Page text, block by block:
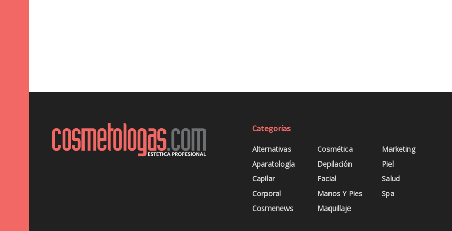
Categorías
Alternativas
Aparatología
Capilar
Corporal
Cosmenews
Cosmética
Depilación
Facial
Manos Y Pies
Maquillaje
Marketing
Piel
Salud
Spa